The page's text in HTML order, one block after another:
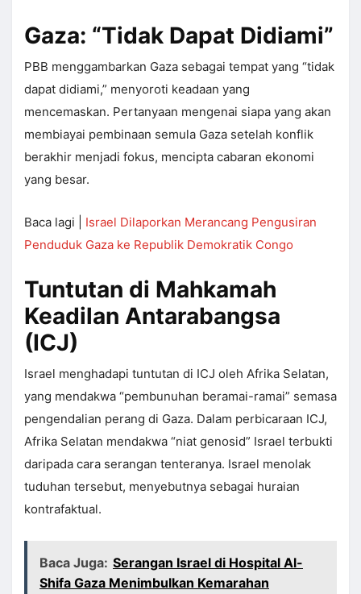
Gaza: “Tidak Dapat Didiami”
PBB menggambarkan Gaza sebagai tempat yang “tidak
dapat didiami,” menyoroti keadaan yang
mencemaskan. Pertanyaan mengenai siapa yang akan
membiayai pembinaan semula Gaza setelah konflik
berakhir menjadi fokus, mencipta cabaran ekonomi
yang besar.
Baca lagi | Israel Dilaporkan Merancang Pengusiran
Penduduk Gaza ke Republik Demokratik Congo
Tuntutan di Mahkamah
Keadilan Antarabangsa
(ICJ)
Israel menghadapi tuntutan di ICJ oleh Afrika Selatan,
yang mendakwa “pembunuhan beramai-ramai” semasa
pengendalian perang di Gaza. Dalam perbicaraan ICJ,
Afrika Selatan mendakwa “niat genosid” Israel terbukti
daripada cara serangan tenteranya. Israel menolak
tuduhan tersebut, menyebutnya sebagai huraian
kontrafaktual.
Baca Juga: Serangan Israel di Hospital Al-
Shifa Gaza Menimbulkan Kemarahan